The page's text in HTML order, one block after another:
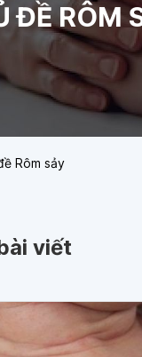
ĐỀ RÔM
Rôm sảy
viết